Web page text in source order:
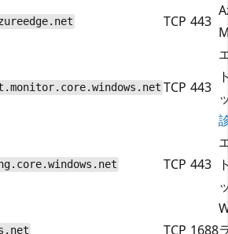
TCP 443
TCP 443
TCP 443
TCP 1688